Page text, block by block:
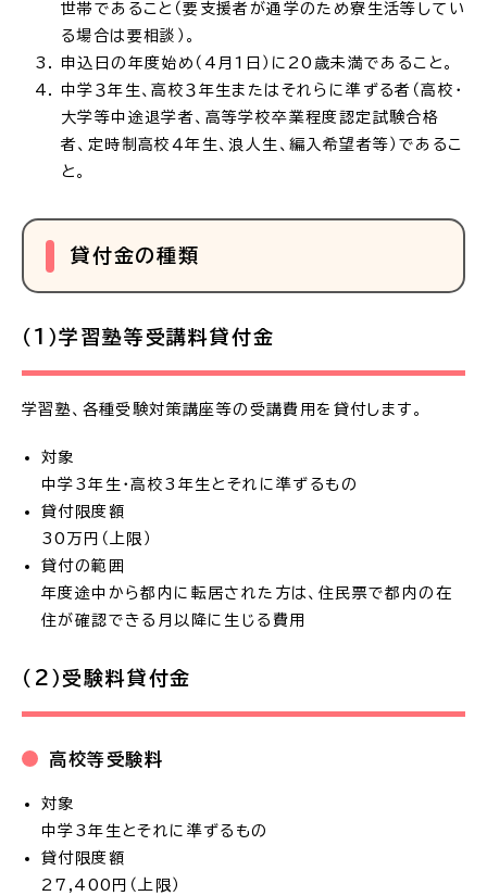
世帯であること（要支援者が通学のため寮生活等してい
る場合は要相談）。
申込日の年度始め（4月1日）に20歳未満であること。
中学３年生、高校３年生またはそれらに準ずる者（高校・
大学等中途退学者、高等学校卒業程度認定試験合格
者、定時制高校４年生、浪人生、編入希望者等）であるこ
と。
貸付金の種類
（1）学習塾等受講料貸付金
学習塾、各種受験対策講座等の受講費用を貸付します。
対象
中学3年生・高校3年生とそれに準ずるもの
貸付限度額
30万円（上限）
貸付の範囲
年度途中から都内に転居された方は、住民票で都内の在
住が確認できる月以降に生じる費用
（2）受験料貸付金
高校等受験料
対象
中学3年生とそれに準ずるもの
貸付限度額
27,400円（上限）